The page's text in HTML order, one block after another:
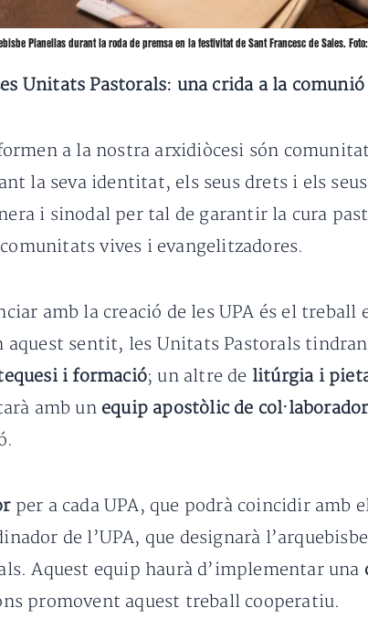
Planellas durant la roda de premsa en la festivitat de Sant Francesc de Sales.
Unitats Pastorals: una crida a la
a la nostra arxidiòcesi són
la seva identitat, els seus drets i els
i sinodal per tal de garantir la cura
vives i evangelitzadores.
amb la creació de les UPA és el
sentit, les Unitats Pastorals
i formació; un altre de litúrgia i
amb un equip apostòlic de
per a cada UPA, que podrà coincidir amb
de l’UPA, que designarà
Aquest equip haurà d’implementar una
promovent aquest treball cooperatiu.